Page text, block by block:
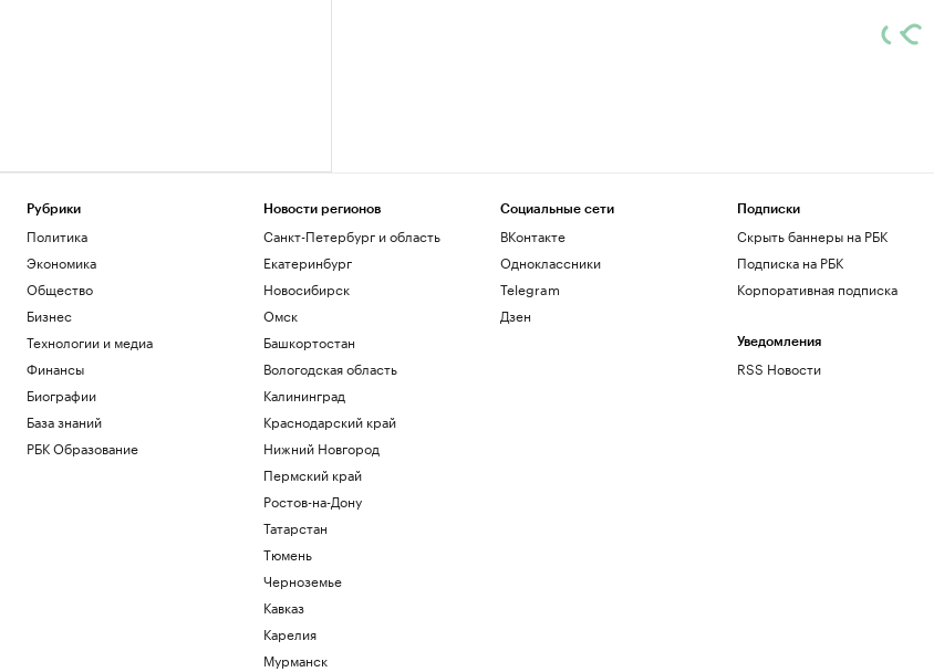
Рубрики
Политика
Экономика
Общество
Бизнес
Технологии и медиа
Финансы
Биографии
База знаний
РБК Образование
Новости регионов
Санкт-Петербург и область
Екатеринбург
Новосибирск
Омск
Башкортостан
Вологодская область
Калининград
Краснодарский край
Нижний Новгород
Пермский край
Ростов-на-Дону
Татарстан
Тюмень
Черноземье
Кавказ
Карелия
Мурманск
Социальные сети
ВКонтакте
Одноклассники
Telegram
Дзен
Подписки
Скрыть баннеры на РБК
Подписка на РБК
Корпоративная подписка
Уведомления
RSS Новости